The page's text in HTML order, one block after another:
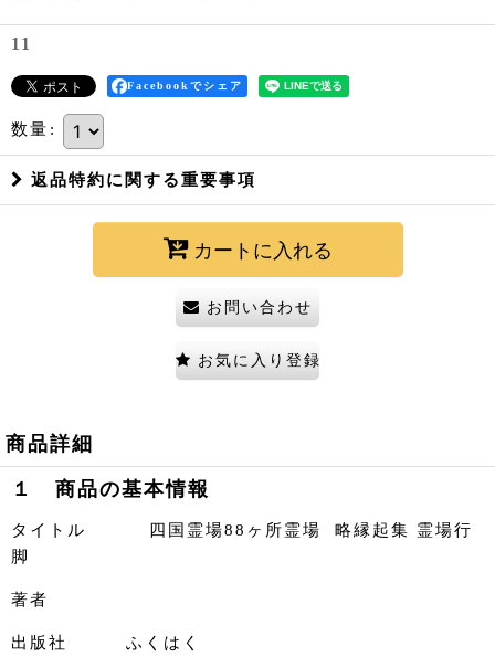
11
Facebookでシェア
数量 :
返品特約に関する重要事項
カートに入れる
お問い合わせ
お気に入り登録
商品詳細
１ 商品の基本情報
タイトル 四国霊場88ヶ所霊場 略縁起集 霊場行
脚
著者
出版社 ふくはく